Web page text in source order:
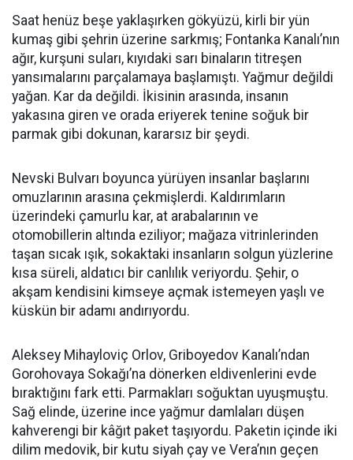
Saat henüz beşe yaklaşırken gökyüzü, kirli bir yün
kumaş gibi şehrin üzerine sarkmış; Fontanka Kanalı’nın
ağır, kurşuni suları, kıyıdaki sarı binaların titreşen
yansımalarını parçalamaya başlamıştı. Yağmur değildi
yağan. Kar da değildi. İkisinin arasında, insanın
yakasına giren ve orada eriyerek tenine soğuk bir
parmak gibi dokunan, kararsız bir şeydi.
Nevski Bulvarı boyunca yürüyen insanlar başlarını
omuzlarının arasına çekmişlerdi. Kaldırımların
üzerindeki çamurlu kar, at arabalarının ve
otomobillerin altında eziliyor; mağaza vitrinlerinden
taşan sıcak ışık, sokaktaki insanların solgun yüzlerine
kısa süreli, aldatıcı bir canlılık veriyordu. Şehir, o
akşam kendisini kimseye açmak istemeyen yaşlı ve
küskün bir adamı andırıyordu.
Aleksey Mihayloviç Orlov, Griboyedov Kanalı’ndan
Gorohovaya Sokağı’na dönerken eldivenlerini evde
bıraktığını fark etti. Parmakları soğuktan uyuşmuştu.
Sağ elinde, üzerine ince yağmur damlaları düşen
kahverengi bir kâğıt paket taşıyordu. Paketin içinde iki
dilim medovik, bir kutu siyah çay ve Vera’nın geçen